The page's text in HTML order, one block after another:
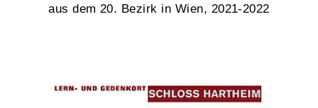
aus dem 20. Bezirk in Wien, 2021-2022